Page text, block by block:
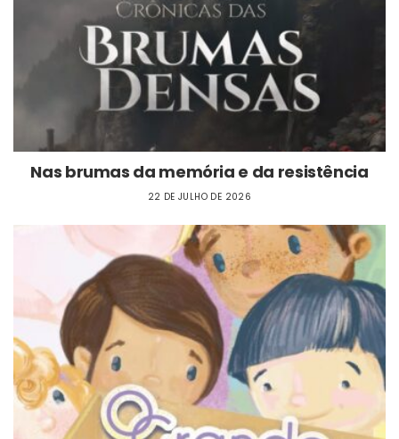
Nas brumas da memória e da resistência
22 DE JULHO DE 2026